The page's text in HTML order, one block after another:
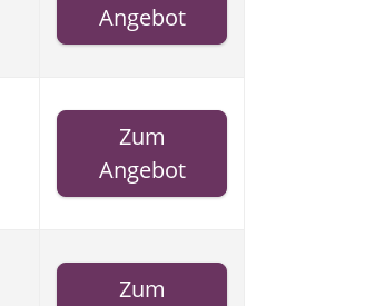
Angebot
Zum
Angebot
Zum